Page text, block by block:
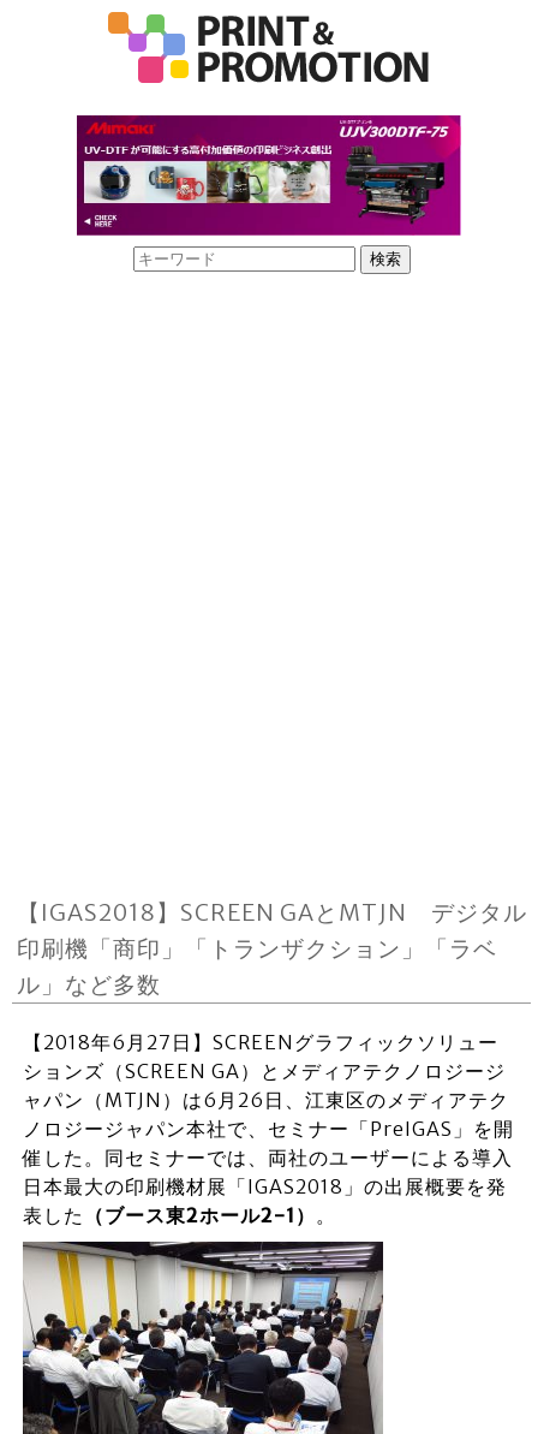
【IGAS2018】SCREEN GAとMTJN デジタル
印刷機「商印」「トランザクション」「ラベ
ル」など多数
【2018年6月27日】SCREENグラフィックソリュー
ションズ（SCREEN GA）とメディアテクノロジージ
ャパン（MTJN）は6月26日、江東区のメディアテク
ノロジージャパン本社で、セミナー「PreIGAS」を開
催した。同セミナーでは、両社のユーザーによる導入
日本最大の印刷機材展「IGAS2018」の出展概要を発
表した
（ブース東2ホール2-1） 。